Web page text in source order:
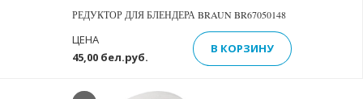
РЕДУКТОР ДЛЯ БЛЕНДЕРА BRAUN BR67050148
45,00 бел.руб.
ЦЕНА
В КОРЗИНУ